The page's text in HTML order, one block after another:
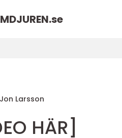
se
Jon Larsson
HÄR]